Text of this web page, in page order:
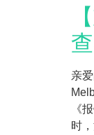
亲
《
时